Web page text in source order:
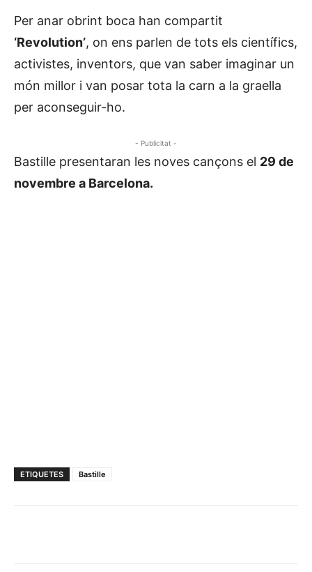
Per anar obrint boca han compartit
‘Revolution’, on ens parlen de tots els científics,
activistes, inventors, que van saber imaginar un
món millor i van posar tota la carn a la graella
per aconseguir-ho.
- Publicitat -
Bastille presentaran les noves cançons el 29 de
novembre a Barcelona.
ETIQUETES Bastille